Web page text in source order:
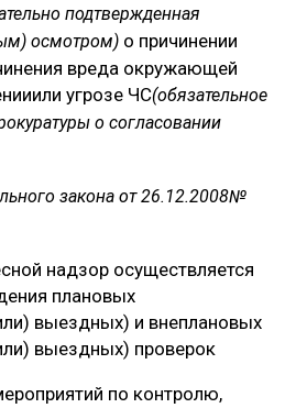
подтвержденная
осмотром) о причинении
вреда окружающей
угрозе ЧС(обязательное
о согласовании
закона от 26.12.2008№
надзор осуществляется
плановых
выездных) и внеплановых
выездных) проверок
по контролю,